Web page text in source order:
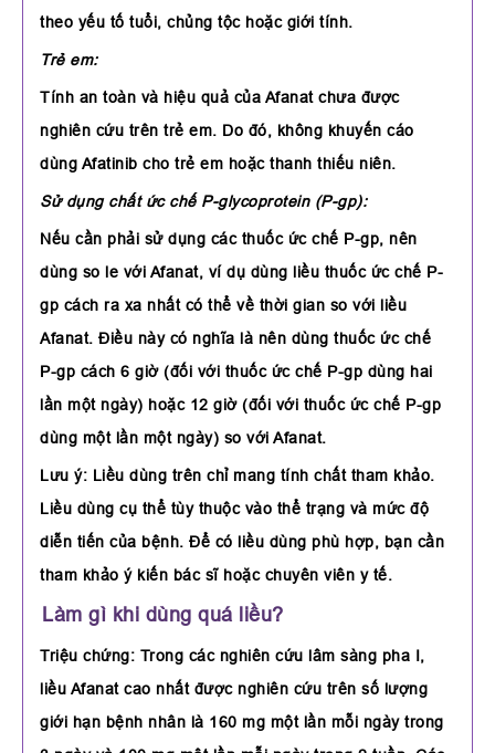
theo yếu tố tuổi, chủng tộc hoặc giới tính.
Trẻ em:
Tính an toàn và hiệu quả của Afanat chưa được
nghiên cứu trên trẻ em. Do đó, không khuyến cáo
dùng Afatinib cho trẻ em hoặc thanh thiếu niên.
Sử dụng chất ức chế P-glycoprotein (P-gp):
Nếu cần phải sử dụng các thuốc ức chế P-gp, nên
dùng so le với Afanat, ví dụ dùng liều thuốc ức chế P-
gp cách ra xa nhất có thể về thời gian so với liều
Afanat. Điều này có nghĩa là nên dùng thuốc ức chế
P-gp cách 6 giờ (đối với thuốc ức chế P-gp dùng hai
lần một ngày) hoặc 12 giờ (đối với thuốc ức chế P-gp
dùng một lần một ngày) so với Afanat.
Lưu ý: Liều dùng trên chỉ mang tính chất tham khảo.
Liều dùng cụ thể tùy thuộc vào thể trạng và mức độ
diễn tiến của bệnh. Để có liều dùng phù hợp, bạn cần
tham khảo ý kiến bác sĩ hoặc chuyên viên y tế.
Làm gì khi dùng quá liều?
Triệu chứng: Trong các nghiên cứu lâm sàng pha I,
liều Afanat cao nhất được nghiên cứu trên số lượng
giới hạn bệnh nhân là 160 mg một lần mỗi ngày trong